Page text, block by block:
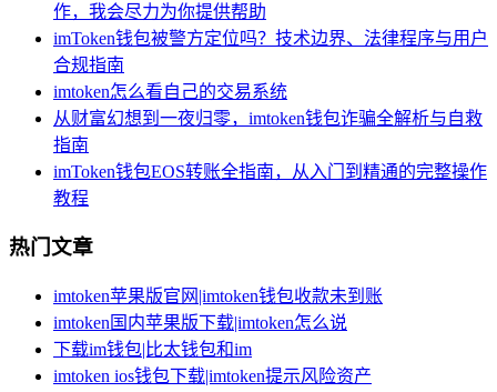
作，我会尽力为你提供帮助
imToken钱包被警方定位吗？技术边界、法律程序与用户
合规指南
imtoken怎么看自己的交易系统
从财富幻想到一夜归零，imtoken钱包诈骗全解析与自救
指南
imToken钱包EOS转账全指南，从入门到精通的完整操作
教程
热门文章
imtoken苹果版官网|imtoken钱包收款未到账
imtoken国内苹果版下载|imtoken怎么说
下载im钱包|比太钱包和im
imtoken ios钱包下载|imtoken提示风险资产